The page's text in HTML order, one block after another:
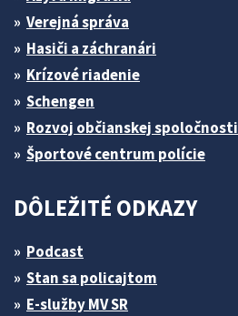
Verejná správa
Hasiči a záchranári
Krízové riadenie
Schengen
Rozvoj občianskej spoločnosti
Športové centrum polície
DÔLEŽITÉ ODKAZY
Podcast
Stan sa policajtom
E-služby MV SR